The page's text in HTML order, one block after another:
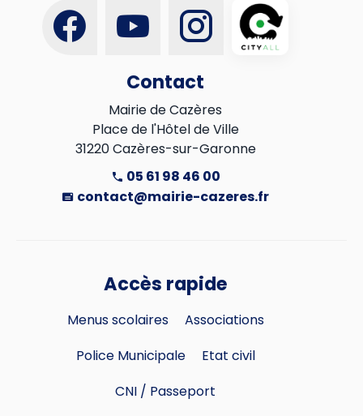
Contact
Mairie de Cazères
Place de l'Hôtel de Ville
31220 Cazères-sur-Garonne
05 61 98 46 00
contact@mairie-cazeres.fr
Accès rapide
Menus scolaires
Associations
Police Municipale
Etat civil
CNI / Passeport